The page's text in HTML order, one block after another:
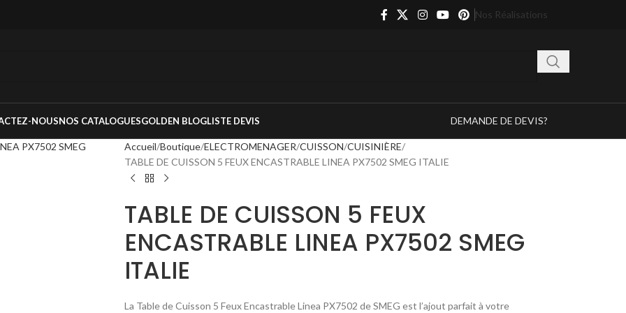
Nos Réalisations
NOUSNOS CATALOGUESGOLDEN BLOGLISTE DEVIS DEMANDE DE DEVIS?
Accueil Boutique ELECTROMENAGER CUISSON CUISINIÈRE
TABLE DE CUISSON 5 FEUX ENCASTRABLE LINEA PX7502 SMEG ITALIE
TABLE DE CUISSON 5 FEUX
ENCASTRABLE LINEA PX7502 SMEG
ITALIE
La Table de Cuisson 5 Feux Encastrable Linea PX7502 de SMEG est l’ajout parfait à votre